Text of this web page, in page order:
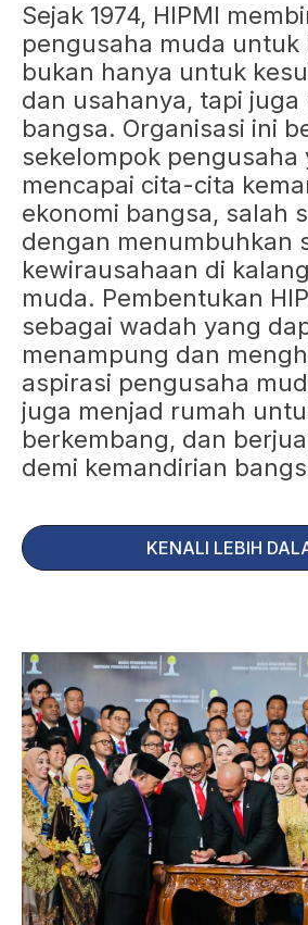
Sejak 1974, HIPMI
pengusaha muda untuk
bukan hanya untuk
dan usahanya, tapi juga
bangsa. Organisasi ini
sekelompok pengusaha
mencapai cita-cita
ekonomi bangsa, salah
dengan menumbuhkan
kewirausahaan di
muda. Pembentukan
sebagai wadah yang
menampung dan
aspirasi pengusaha
juga menjad rumah
berkembang, dan
demi kemandirian
KENALI LEBIH